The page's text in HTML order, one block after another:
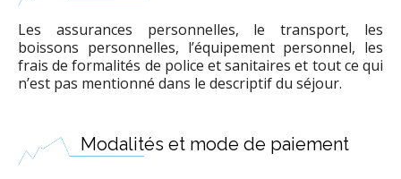
Les assurances personnelles, le transport, les
boissons personnelles, l’équipement personnel, les
frais de formalités de police et sanitaires et tout ce qui
n’est pas mentionné dans le descriptif du séjour.
Modalités et mode de paiement